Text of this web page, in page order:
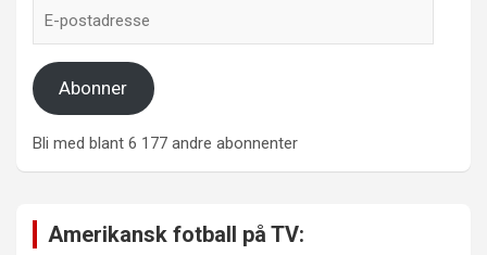
postadresse
Abonner
Bli med blant 6 177 andre abonnenter
Amerikansk fotball på TV: